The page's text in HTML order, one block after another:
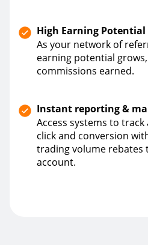
High Earning Potential
As your network of
earning potential
commissions earned.
Instant reporting &
Access systems to
click and conversion
trading volume rebates
account.